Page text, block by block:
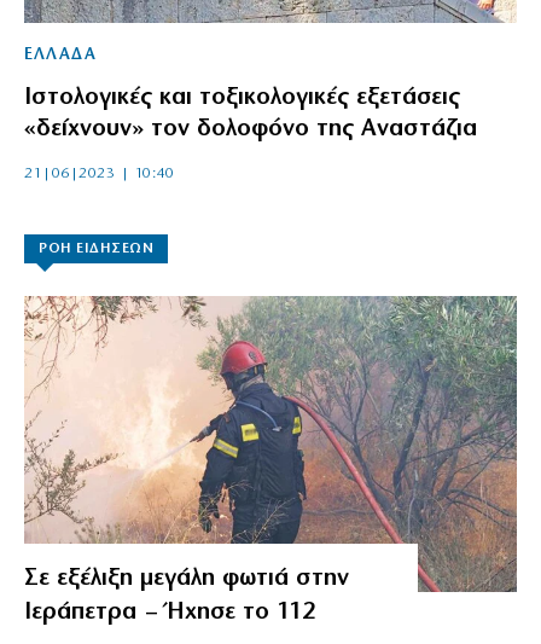
ΕΛΛΑΔΑ
Ιστολογικές και τοξικολογικές εξετάσεις
«δείχνουν» τον δολοφόνο της Αναστάζια
21|06|2023 | 10:40
ΡΟΗ ΕΙΔΗΣΕΩΝ
Σε εξέλιξη μεγάλη φωτιά στην
Ιεράπετρα – Ήχησε το 112